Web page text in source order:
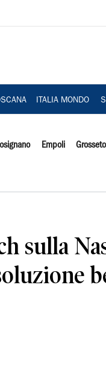
ITALIA MONDO
Empoli Grosseto
sulla